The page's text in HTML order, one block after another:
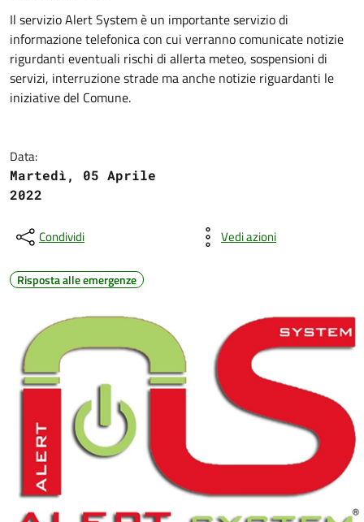
Il servizio Alert System è un importante servizio di
informazione telefonica con cui verranno comunicate notizie
rigurdanti eventuali rischi di allerta meteo, sospensioni di
servizi, interruzione strade ma anche notizie riguardanti le
iniziative del Comune.
Data:
Martedì, 05 Aprile
2022
Condividi Vedi azioni
Risposta alle emergenze